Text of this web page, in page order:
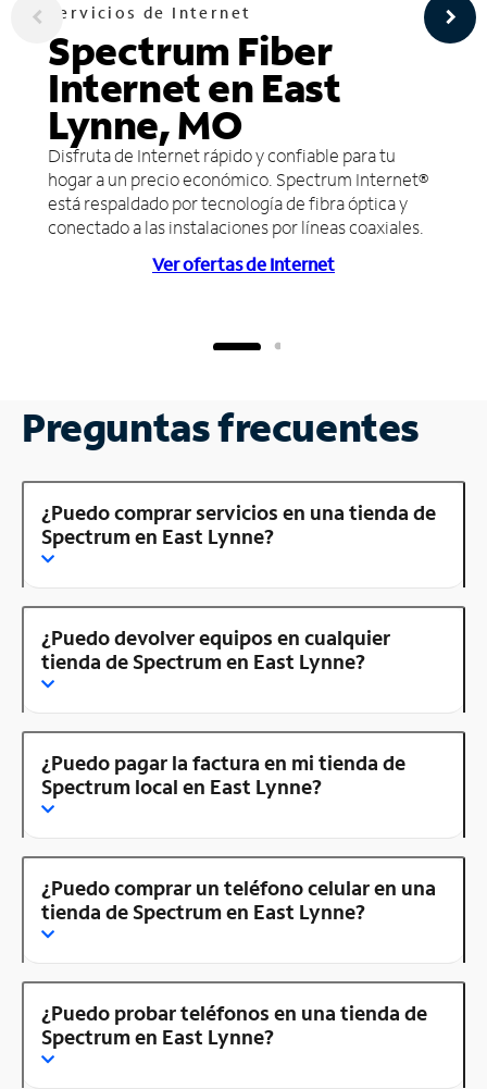
Servicios de Internet
Spectrum Fiber
Internet en East
Lynne, MO
Disfruta de Internet rápido y confiable para tu
hogar a un precio económico. Spectrum Internet®
está respaldado por tecnología de fibra óptica y
conectado a las instalaciones por líneas coaxiales.
Ver ofertas de Internet
Preguntas frecuentes
¿Puedo comprar servicios en una tienda de
Spectrum en East Lynne?
¿Puedo devolver equipos en cualquier
tienda de Spectrum en East Lynne?
¿Puedo pagar la factura en mi tienda de
Spectrum local en East Lynne?
¿Puedo comprar un teléfono celular en una
tienda de Spectrum en East Lynne?
¿Puedo probar teléfonos en una tienda de
Spectrum en East Lynne?